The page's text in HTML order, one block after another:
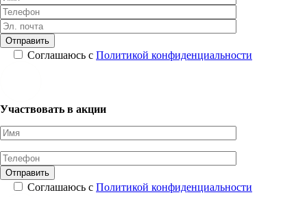
Соглашаюсь с Политикой конфиденциальности
Участвовать в акции
Соглашаюсь с Политикой конфиденциальности